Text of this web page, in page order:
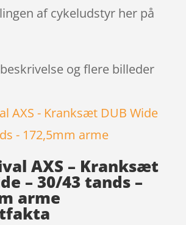
af cykeludstyr her på
og flere billeder
AXS – Kranksæt
– 30/43 tands –
arme